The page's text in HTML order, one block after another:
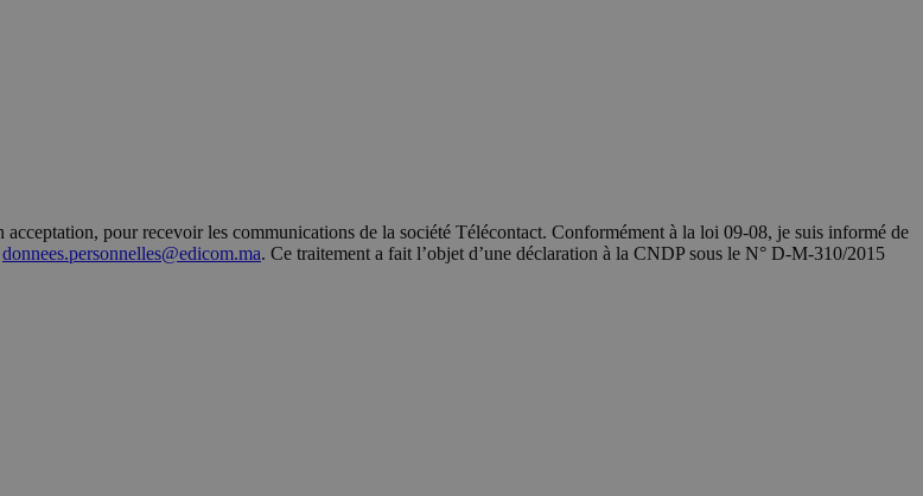
pour recevoir les communications de la société Télécontact. Conformément à la loi 09-08, je suis informé de
donnees.personnelles@edicom.ma. Ce traitement a fait l’objet d’une déclaration à la CNDP sous le N° D-M-310/2015